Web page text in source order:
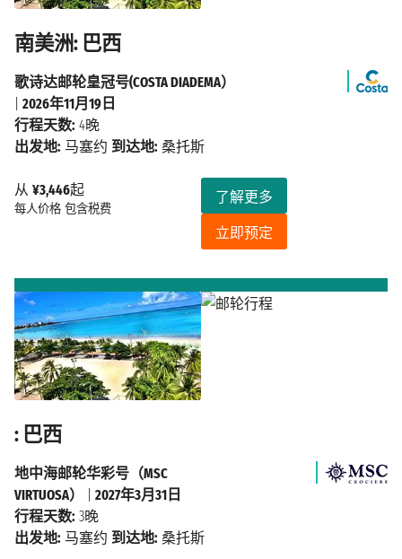
南美洲: 巴西
从 ¥3,446起
每人价格 包含税费
了解更多
立即预定
歌诗达邮轮皇冠号(COSTA DIADEMA）
2026年11月19日
行程天数: 4晚
出发地: 马塞约 到达地: 桑托斯
: 巴西
地中海邮轮华彩号（MSC
VIRTUOSA）
2027年3月31日
行程天数: 3晚
出发地: 马塞约 到达地: 桑托斯